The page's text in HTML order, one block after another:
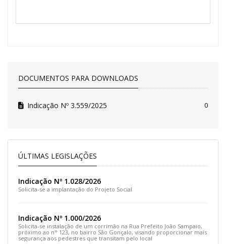
DOCUMENTOS PARA DOWNLOADS
Indicação Nº 3.559/2025 0
ÚLTIMAS LEGISLAÇÕES
Indicação Nº 1.028/2026
Solicita-se a implantação do Projeto Social
Indicação Nº 1.000/2026
Solicita-se instalação de um corrimão na Rua Prefeito João Sampaio,
próximo ao n° 123, no bairro São Gonçalo, visando proporcionar mais
segurança aos pedestres que transitam pelo local